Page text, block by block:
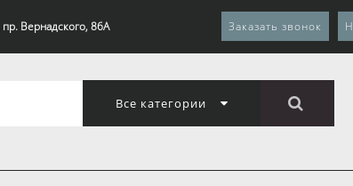
Вернадского, 86А Заказать звонок
Все категории